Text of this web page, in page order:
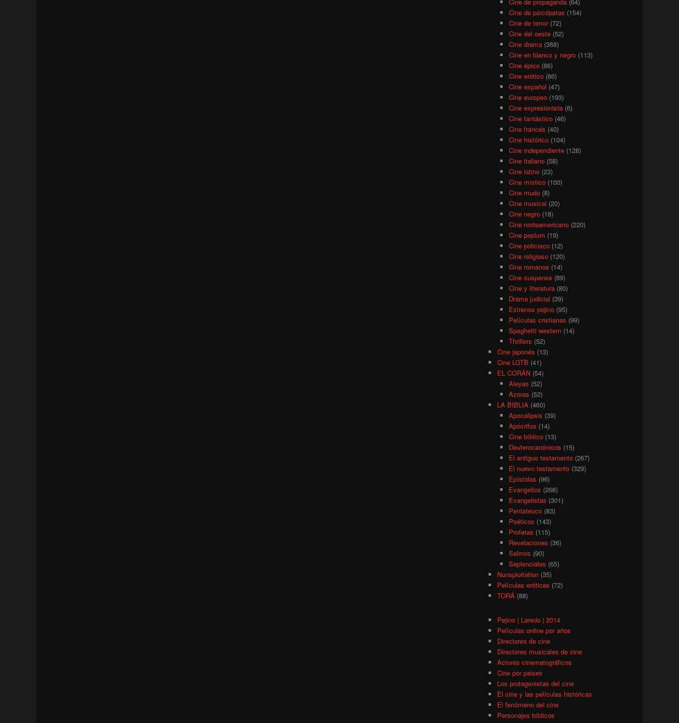
Cine de psicópatas (154)
Cine de terror(72)
Cine del oeste(52)
Cine drama(368)
Cine en blanco y negro(113)
Cine épico(86)
Cine erótico(86)
Cine español (47)
Cine europeo(193)
Cine expresionista(6)
Cine fantástico(46)
Cine francés (40)
Cine histórico(104)
Cine independiente(128)
Cine italiano(58)
Cine latino(23)
Cine místico(100)
Cine mudo(8)
Cine musical (20)
Cine negro(18)
Cine norteamericano(220)
Cine peplum (19)
Cine policiaco(12)
Cine religioso(120)
Cine romanos (14)
Cine suspense(89)
Cine y literatura(80)
Drama judicial (39)
Estrenos pejino(95)
Películas cristianas (99)
Spaghetti western(14)
Thrillers (52)
Cine japonés (13)
Cine LGTB (41)
EL CORÁN (54)
Aleyas (52)
Azoras (52)
LA BIBLIA (460)
Apocalipsis (39)
Apócrifos (14)
Cine bíblico(13)
Deuterocanónicos (15)
El antiguo testamento(267)
El nuevo testamento(329)
Epístolas (96)
Evangelios (268)
Evangelistas (301)
Pentateuco(83)
Poéticos (143)
Profetas (115)
Revelaciones (36)
Salmos (90)
Sapienciales (65)
Nunsploitation (35)
Películas eróticas (72)
TORÁ (88)
Pejino | Laredo | 2014
Películas online por años
Directores de cine
Directores musicales de cine
Actores cinematográficos
Cine por paises
Los protagonistas del cine
El cine y las películas históricas
El fenómeno del cine
Personajes bíblicos